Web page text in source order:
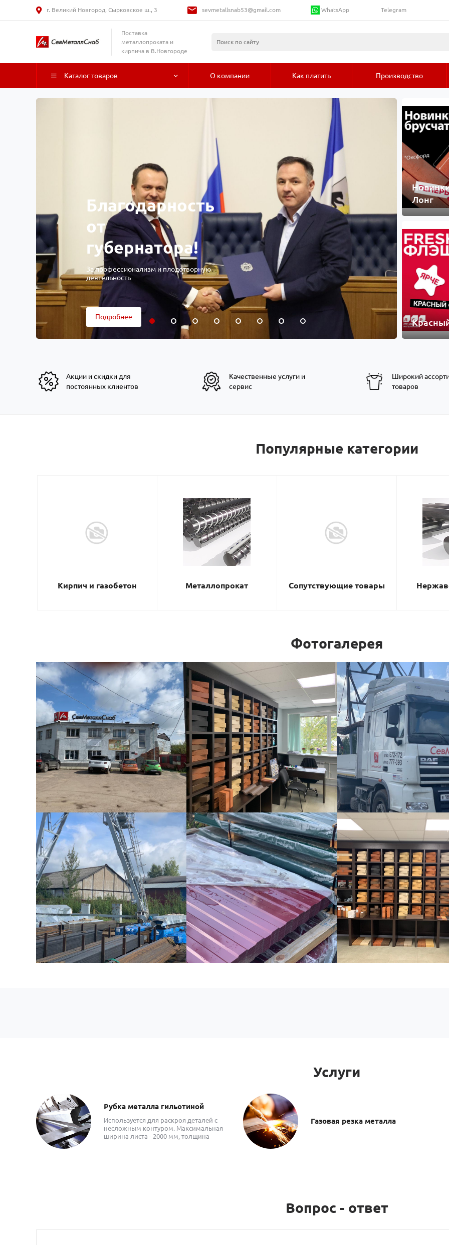
г. Великий Новгород, Сырковское ш., 3 sevmetallsnab53@gmail.com WhatsApp Telegram
Поставка
металлопроката и
кирпича в В.Новгороде
Каталог товаров О компании Как платить Производство
Благодарность
от
губернатора!
За профессионализм и плодотворную
деятельность
Подробнее
Лонг
Акции и скидки для
постоянных клиентов
Качественные услуги и
сервис
Широкий
товаров
Популярные категории
Кирпич и газобетон Металлопрокат Сопутствующие товары
Фотогалерея
Услуги
Рубка металла гильотиной
Используется для раскроя деталей с
несложным контуром. Максимальная
ширина листа - 2000 мм, толщина
Газовая резка металла
Вопрос - ответ